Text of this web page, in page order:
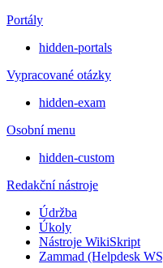
Portály
hidden-portals
Vypracované otázky
hidden-exam
Osobní menu
hidden-custom
Redakční nástroje
Údržba
Úkoly
Nástroje WikiSkript
Zammad (Helpdesk